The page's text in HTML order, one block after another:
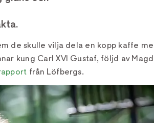
de skulle vilja dela en kopp kaffe
kung Carl XVI Gustaf, följd av
från Löfbergs.